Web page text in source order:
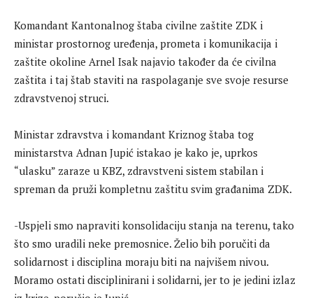
Komandant Kantonalnog štaba civilne zaštite ZDK i
ministar prostornog uređenja, prometa i komunikacija i
zaštite okoline Arnel Isak najavio također da će civilna
zaštita i taj štab staviti na raspolaganje sve svoje resurse
zdravstvenoj struci.
Ministar zdravstva i komandant Kriznog štaba tog
ministarstva Adnan Jupić istakao je kako je, uprkos
“ulasku” zaraze u KBZ, zdravstveni sistem stabilan i
spreman da pruži kompletnu zaštitu svim građanima ZDK.
-Uspjeli smo napraviti konsolidaciju stanja na terenu, tako
što smo uradili neke premosnice. Želio bih poručiti da
solidarnost i disciplina moraju biti na najvišem nivou.
Moramo ostati disciplinirani i solidarni, jer to je jedini izlaz